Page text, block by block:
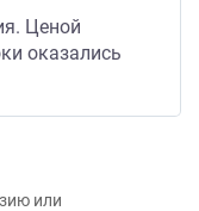
Ценой
оказались
или